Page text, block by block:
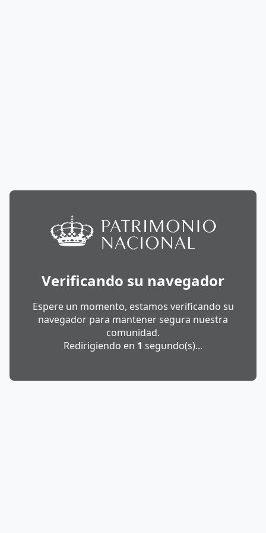
Verificando su navegador
Espere un momento, estamos verificando su
navegador para mantener segura nuestra
comunidad.
Redirigiendo en 1 segundo(s)...